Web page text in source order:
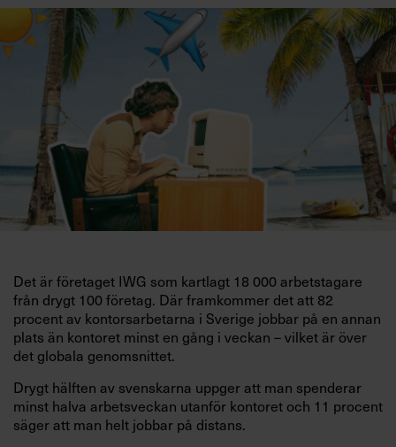
Logga in
Prenumerera
Det är företaget IWG som kartlagt 18 000 arbetstagare
från drygt 100 företag. Där framkommer det att 82
procent av kontorsarbetarna i Sverige jobbar på en annan
plats än kontoret minst en gång i veckan – vilket är över
det globala genomsnittet.
Drygt hälften av svenskarna uppger att man spenderar
minst halva arbetsveckan utanför kontoret och 11 procent
säger att man helt jobbar på distans.